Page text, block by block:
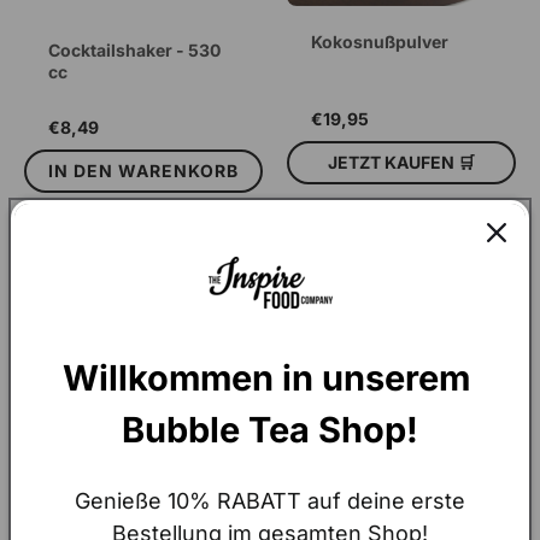
Cocktailshaker - 530
cc
€8,49
IN DEN WARENKORB
Kokosnußpulver
€19,95
JETZT KAUFEN 🛒
IN DEN WARENKORB
Versiegelungsmachine
Abfüllmaschine für
Willkommen in unserem
Bubble Tea Shop!
Genieße 10% RABATT auf deine erste
Bestellung im gesamten Shop!